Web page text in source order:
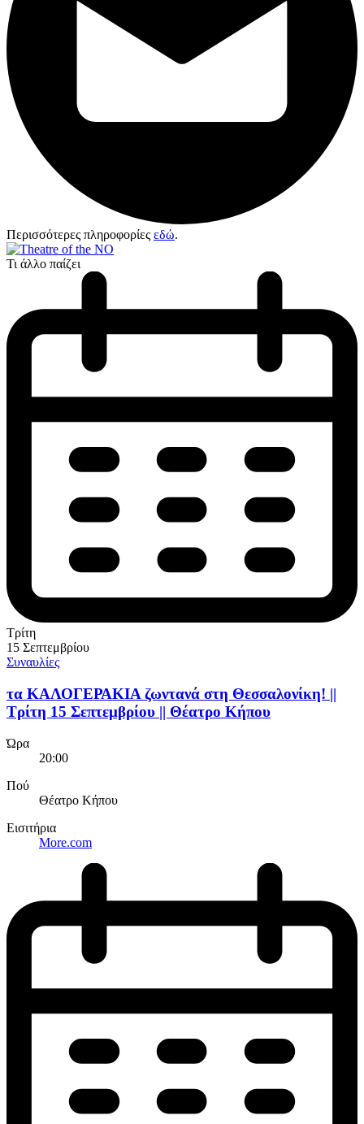
Περισσότερες πληροφορίες εδώ.
Τι άλλο παίζει
Τρίτη
15 Σεπτεμβρίου
Συναυλίες
τα ΚΑΛΟΓΕΡΑΚΙΑ ζωντανά στη Θεσσαλονίκη! ||
Τρίτη 15 Σεπτεμβρίου || Θέατρο Κήπου
Ώρα
20:00
Πού
Θέατρο Κήπου
Εισιτήρια
More.com